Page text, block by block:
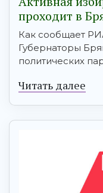
проходит в
Как сообщает
Губернаторы
политических
Читать далее